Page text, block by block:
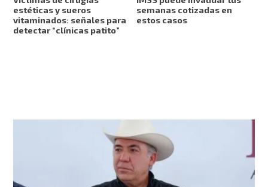
estéticas y sueros
vitaminados: señales para
detectar “clínicas patito”
semanas cotizadas en
estos casos